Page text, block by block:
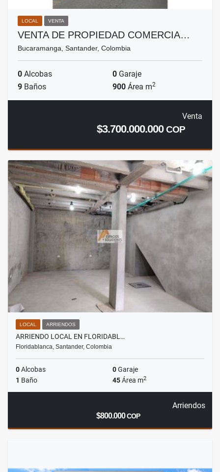
LOCAL VENTA
VENTA DE PROPIEDAD COMERCIA…
Bucaramanga, Santander, Colombia
0 Alcobas 0 Garaje
9 Baños 900 Área m2
Venta
$3.700.000.000COP
LOCAL ARRIENDOS
ARRIENDO LOCAL EN FLORIDABL…
Floridablanca, Santander, Colombia
0Alcobas 0Garaje
1 Baño 45Área m2
Arriendos
$800.000COP